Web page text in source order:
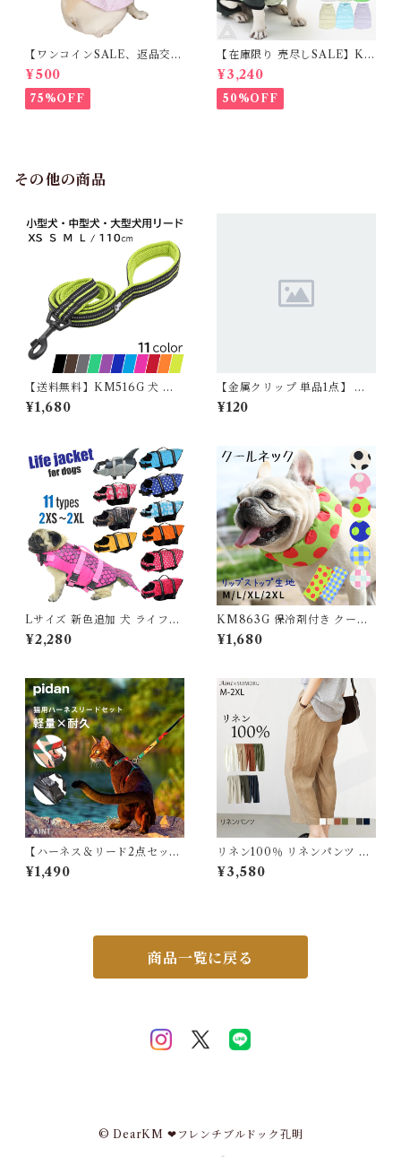
【ワンコインSALE、返品交換
不可】KM171SK フレンチブ
ルドック 犬服 女の子 ピンク
スカート
¥500
75%OFF
【在庫限り 売尽しSALE】K
M952Tダウンベスト 100%ダ
ウン・フェザー 犬 犬服 ダウン
ジャケット ベスト フレンチブ
ルドッグ 冬服 極暖 暖かい 可
¥3,240
50%OFF
その他の商品
【送料無料】KM516G 犬 リ
ード 犬用 小型犬 中型犬 おし
ゃれ ソフトハンドル 110cm
¥1,680
【金属クリップ 単品1点】 日
本製 サスペンダー用 高品質 金
属 クリップ おむつ マナー ず
ルクリップ KM605G-KKK
¥120
Lサイズ 新色追加 犬 ライフジ
ャケット 犬用 ドッグ ペット
安全 安心 超小型犬 小型犬 中
ップ救命胴衣 KM514G
¥2,280
KM863G 保冷剤付き クール
ネック 犬 リップストップナイ
ロン生地 撥水加工 汚れにくい
ルミ フレンチブルドック 4層
構造使用 フレブル クールスヌ
ード 水玉 熱中症予防 小型犬
中型犬 大型犬 ITEM066
¥1,680
【ハーネス＆リード2点セッ
ト】猫 キャットハーネス リー
ド セット 軽量 耐久 安心 安全
ネコ フリーサイズ PIDAN pp
¥1,490
リネン100％ リネンパンツ 麻
リネン パンツ 8分丈 レディー
ス 麻パンツ 無地 おしゃれ 体
ナチュラル 5682369 スイモ
¥3,580
商品一覧に戻る
© DearKM ❤︎フレンチブルドック孔明